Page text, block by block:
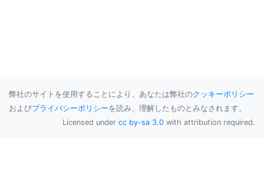
弊社のサイトを使用することにより、あなたは弊社のクッキーポリシー
およびプライバシーポリシーを読み、理解したものとみなされます。
Licensed under cc by-sa 3.0 with attribution required.